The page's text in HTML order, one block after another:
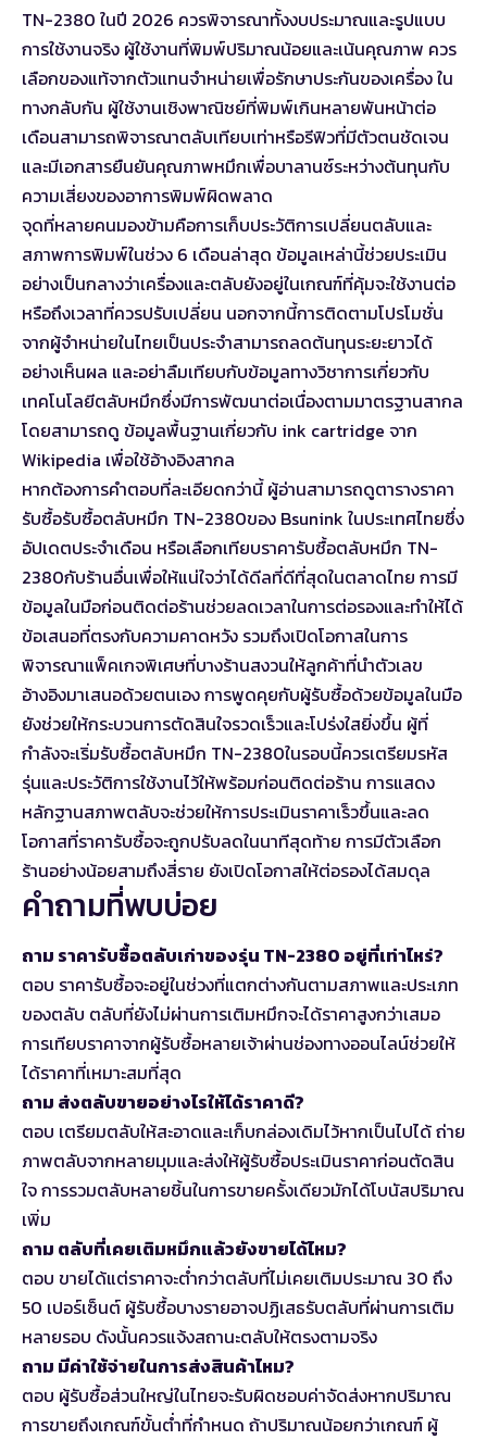
TN-2380 ในปี 2026 ควรพิจารณาทั้งงบประมาณและรูปแบบ
การใช้งานจริง ผู้ใช้งานที่พิมพ์ปริมาณน้อยและเน้นคุณภาพ ควร
เลือกของแท้จากตัวแทนจำหน่ายเพื่อรักษาประกันของเครื่อง ใน
ทางกลับกัน ผู้ใช้งานเชิงพาณิชย์ที่พิมพ์เกินหลายพันหน้าต่อ
เดือนสามารถพิจารณาตลับเทียบเท่าหรือรีฟิวที่มีตัวตนชัดเจน
และมีเอกสารยืนยันคุณภาพหมึกเพื่อบาลานซ์ระหว่างต้นทุนกับ
ความเสี่ยงของอาการพิมพ์ผิดพลาด
จุดที่หลายคนมองข้ามคือการเก็บประวัติการเปลี่ยนตลับและ
สภาพการพิมพ์ในช่วง 6 เดือนล่าสุด ข้อมูลเหล่านี้ช่วยประเมิน
อย่างเป็นกลางว่าเครื่องและตลับยังอยู่ในเกณฑ์ที่คุ้มจะใช้งานต่อ
หรือถึงเวลาที่ควรปรับเปลี่ยน นอกจากนี้การติดตามโปรโมชั่น
จากผู้จำหน่ายในไทยเป็นประจำสามารถลดต้นทุนระยะยาวได้
อย่างเห็นผล และอย่าลืมเทียบกับข้อมูลทางวิชาการเกี่ยวกับ
เทคโนโลยีตลับหมึกซึ่งมีการพัฒนาต่อเนื่องตามมาตรฐานสากล
โดยสามารถดู ข้อมูลพื้นฐานเกี่ยวกับ ink cartridge จาก
Wikipedia เพื่อใช้อ้างอิงสากล
หากต้องการคำตอบที่ละเอียดกว่านี้ ผู้อ่านสามารถดูตารางราคา
รับซื้อรับซื้อตลับหมึก TN-2380ของ Bsunink ในประเทศไทยซึ่ง
อัปเดตประจำเดือน หรือเลือกเทียบราคารับซื้อตลับหมึก TN-
2380กับร้านอื่นเพื่อให้แน่ใจว่าได้ดีลที่ดีที่สุดในตลาดไทย การมี
ข้อมูลในมือก่อนติดต่อร้านช่วยลดเวลาในการต่อรองและทำให้ได้
ข้อเสนอที่ตรงกับความคาดหวัง รวมถึงเปิดโอกาสในการ
พิจารณาแพ็คเกจพิเศษที่บางร้านสงวนให้ลูกค้าที่นำตัวเลข
อ้างอิงมาเสนอด้วยตนเอง การพูดคุยกับผู้รับซื้อด้วยข้อมูลในมือ
ยังช่วยให้กระบวนการตัดสินใจรวดเร็วและโปร่งใสยิ่งขึ้น ผู้ที่
กำลังจะเริ่มรับซื้อตลับหมึก TN-2380ในรอบนี้ควรเตรียมรหัส
รุ่นและประวัติการใช้งานไว้ให้พร้อมก่อนติดต่อร้าน การแสดง
หลักฐานสภาพตลับจะช่วยให้การประเมินราคาเร็วขึ้นและลด
โอกาสที่ราคารับซื้อจะถูกปรับลดในนาทีสุดท้าย การมีตัวเลือก
ร้านอย่างน้อยสามถึงสี่ราย ยังเปิดโอกาสให้ต่อรองได้สมดุล
คำถามที่พบบ่อย
ถาม ราคารับซื้อตลับเก่าของรุ่น TN-2380 อยู่ที่เท่าไหร่?
ตอบ ราคารับซื้อจะอยู่ในช่วงที่แตกต่างกันตามสภาพและประเภท
ของตลับ ตลับที่ยังไม่ผ่านการเติมหมึกจะได้ราคาสูงกว่าเสมอ
การเทียบราคาจากผู้รับซื้อหลายเจ้าผ่านช่องทางออนไลน์ช่วยให้
ได้ราคาที่เหมาะสมที่สุด
ถาม ส่งตลับขายอย่างไรให้ได้ราคาดี?
ตอบ เตรียมตลับให้สะอาดและเก็บกล่องเดิมไว้หากเป็นไปได้ ถ่าย
ภาพตลับจากหลายมุมและส่งให้ผู้รับซื้อประเมินราคาก่อนตัดสิน
ใจ การรวมตลับหลายชิ้นในการขายครั้งเดียวมักได้โบนัสปริมาณ
เพิ่ม
ถาม ตลับที่เคยเติมหมึกแล้วยังขายได้ไหม?
ตอบ ขายได้แต่ราคาจะต่ำกว่าตลับที่ไม่เคยเติมประมาณ 30 ถึง
50 เปอร์เซ็นต์ ผู้รับซื้อบางรายอาจปฏิเสธรับตลับที่ผ่านการเติม
หลายรอบ ดังนั้นควรแจ้งสถานะตลับให้ตรงตามจริง
ถาม มีค่าใช้จ่ายในการส่งสินค้าไหม?
ตอบ ผู้รับซื้อส่วนใหญ่ในไทยจะรับผิดชอบค่าจัดส่งหากปริมาณ
การขายถึงเกณฑ์ขั้นต่ำที่กำหนด ถ้าปริมาณน้อยกว่าเกณฑ์ ผู้